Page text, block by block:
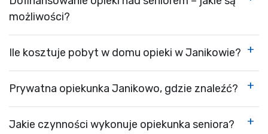
możliwości?
Ile kosztuje pobyt w domu opieki w Janikowie?
Prywatna opiekunka Janikowo, gdzie znaleźć?
Jakie czynności wykonuje opiekunka seniora?